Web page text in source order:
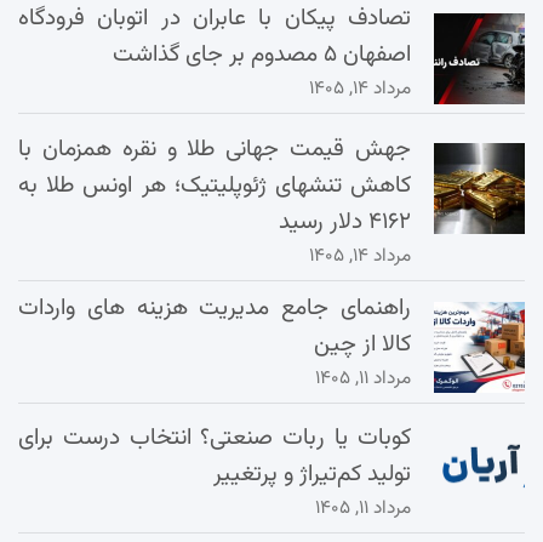
تصادف پیکان با عابران در اتوبان فرودگاه
اصفهان ۵ مصدوم بر جای گذاشت
مرداد ۱۴, ۱۴۰۵
جهش قیمت جهانی طلا و نقره همزمان با
کاهش تنشهای ژئوپلیتیک؛ هر اونس طلا به
۴۱۶۲ دلار رسید
مرداد ۱۴, ۱۴۰۵
راهنمای جامع مدیریت هزینه‌ های واردات
کالا از چین
مرداد ۱۱, ۱۴۰۵
کوبات یا ربات صنعتی؟ انتخاب درست برای
تولید کم‌تیراژ و پرتغییر
مرداد ۱۱, ۱۴۰۵